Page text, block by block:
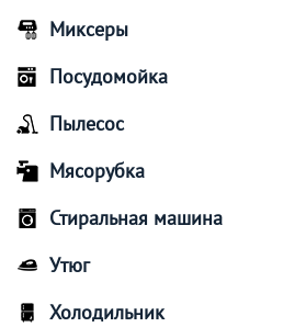
Миксеры
Посудомойка
Пылесос
Мясорубка
Стиральная машина
Утюг
Холодильник